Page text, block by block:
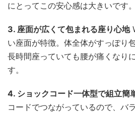
にとってこの安心感は大きいです。
3. 座面が広くて包まれる座り心地
い座面が特徴。体全体がすっぽり
長時間座っていても腰が痛くなり
す。
4. ショックコード一体型で組立簡
コードでつながっているので、バ